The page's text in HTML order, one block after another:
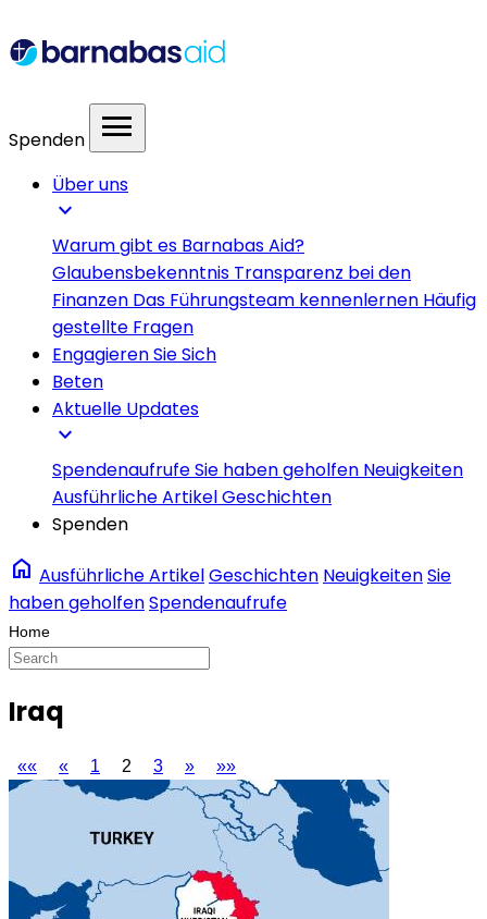
Spenden menu
Über uns
expand_more
Warum gibt es Barnabas Aid?
Glaubensbekenntnis Transparenz bei den
Finanzen Das Führungsteam kennenlernen Häufig
gestellte Fragen
Engagieren Sie Sich
Beten
Aktuelle Updates
expand_more
SpendenaufrufeSie haben geholfen Neuigkeiten
Ausführliche ArtikelGeschichten
Spenden
home Ausführliche ArtikelGeschichten NeuigkeitenSie
haben geholfenSpendenaufrufe
Iraq
«« « 1 2 3 » »»